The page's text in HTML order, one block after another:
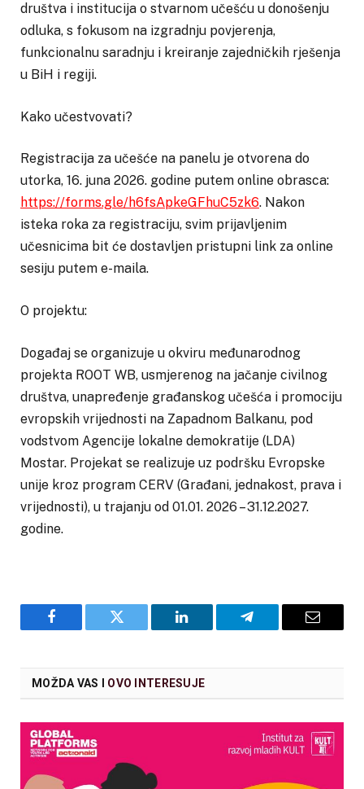
društva i institucija o stvarnom učešću u donošenju
odluka, s fokusom na izgradnju povjerenja,
funkcionalnu saradnju i kreiranje zajedničkih rješenja
u BiH i regiji.
Kako učestvovati?
Registracija za učešće na panelu je otvorena do
utorka, 16. juna 2026. godine putem online obrasca:
https://forms.gle/h6fsApkeGFhuC5zk6. Nakon
isteka roka za registraciju, svim prijavljenim
učesnicima bit će dostavljen pristupni link za online
sesiju putem e-maila.
O projektu:
Događaj se organizuje u okviru međunarodnog
projekta ROOT WB, usmjerenog na jačanje civilnog
društva, unapređenje građanskog učešća i promociju
evropskih vrijednosti na Zapadnom Balkanu, pod
vodstvom Agencije lokalne demokratije (LDA)
Mostar. Projekat se realizuje uz podršku Evropske
unije kroz program CERV (Građani, jednakost, prava i
vrijednosti), u trajanju od 01.01. 2026 – 31.12.2027.
godine.
Facebook Twitter LinkedIn Telegram Email
MOŽDA VAS I OVO INTERESUJE